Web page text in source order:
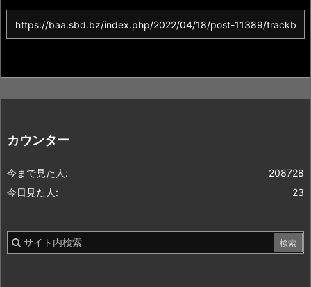
カウンター
208728
今まで見た人:
23
今日見た人: